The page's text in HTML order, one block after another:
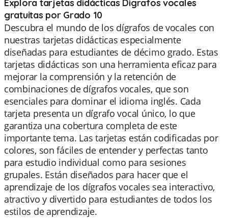
Explora tarjetas didácticas Digrafos vocales
gratuitas por Grado 10
Descubra el mundo de los dígrafos de vocales con
nuestras tarjetas didácticas especialmente
diseñadas para estudiantes de décimo grado. Estas
tarjetas didácticas son una herramienta eficaz para
mejorar la comprensión y la retención de
combinaciones de dígrafos vocales, que son
esenciales para dominar el idioma inglés. Cada
tarjeta presenta un dígrafo vocal único, lo que
garantiza una cobertura completa de este
importante tema. Las tarjetas están codificadas por
colores, son fáciles de entender y perfectas tanto
para estudio individual como para sesiones
grupales. Están diseñados para hacer que el
aprendizaje de los dígrafos vocales sea interactivo,
atractivo y divertido para estudiantes de todos los
estilos de aprendizaje.